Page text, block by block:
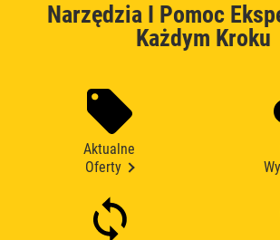
Narzędzia I Pomoc
Każdym Kroku
Aktualne
Oferty